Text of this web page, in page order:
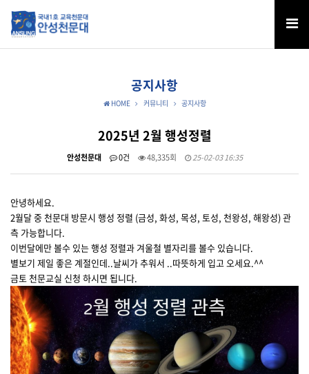
공지사항
HOME 커뮤니티 공지사항
2025년 2월 행성정렬
안성천문대 0건 48,335회 25-02-03 16:35
안녕하세요.
2월달 중 천문대 방문시 행성 정렬 (금성, 화성, 목성, 토성, 천왕성, 해왕성) 관
측 가능합니다.
이번달에만 볼수 있는 행성 정렬과 겨울철 별자리를 볼수 있습니다.
별보기 제일 좋은 계절인데..날씨가 추워서 ..따뜻하게 입고 오세요.^^
금토 천문교실 신청 하시면 됩니다.